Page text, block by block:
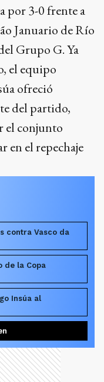
por 3-0 frente a
Januario de Río
Grupo G. Ya
el equipo
ofreció
del partido,
el conjunto
en el repechaje
contra Vasco da
de la Copa
Insúa al